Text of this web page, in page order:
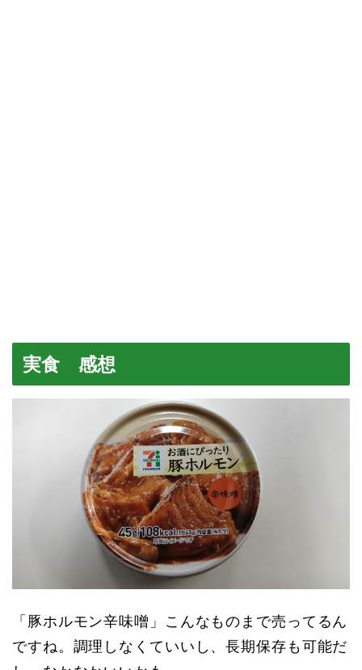
実食 感想
「豚ホルモン辛味噌」こんなものまで売ってるん
ですね。調理しなくていいし、長期保存も可能だ